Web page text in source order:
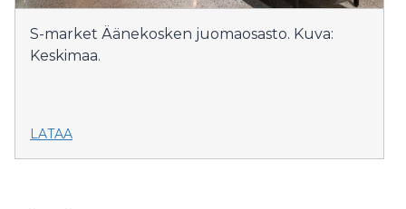
S-market Äänekosken juomaosasto. Kuva:
Keskimaa.
LATAA